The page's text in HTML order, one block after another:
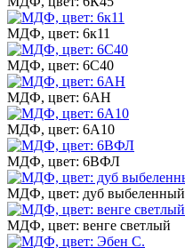
МДФ, цвет: 6к11
МДФ, цвет: 6С40
МДФ, цвет: 6АН
МДФ, цвет: 6А10
МДФ, цвет: 6ВФЛ
МДФ, цвет: дуб выбеленный
МДФ, цвет: венге светлый